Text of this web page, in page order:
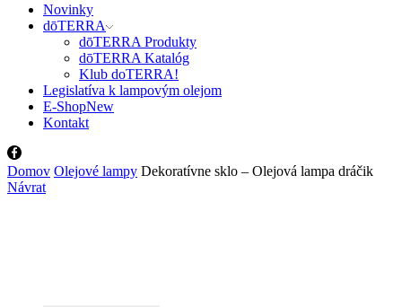
Novinky
dōTERRA
dōTERRA Produkty
dōTERRA Katalóg
Klub doTERRA!
Legislatíva k lampovým olejom
E-ShopNew
Kontakt
Facebook
Domov Olejové lampy Dekoratívne sklo – Olejová lampa dráčik
Návrat